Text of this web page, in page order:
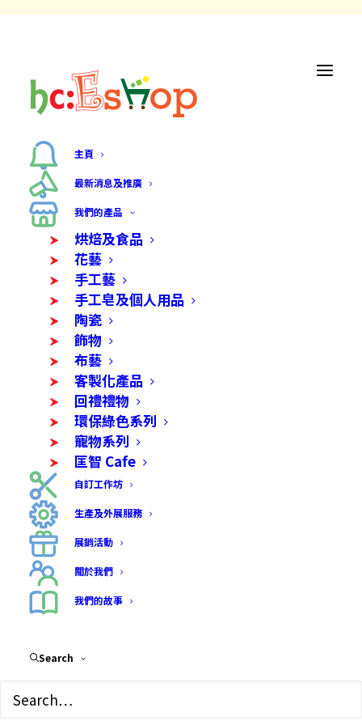
主頁
最新消息及推廣
我們的產品
烘焙及食品
花藝
手工藝
手工皂及個人用品
陶瓷
飾物
布藝
客製化產品
回禮禮物
環保綠色系列
寵物系列
匡智 Cafe
自訂工作坊
生產及外展服務
展銷活動
關於我們
我們的故事
Search
Cart
Your cart is currently empty.
Return to shop
購物流程
服務條款
免責聲明
自取據點